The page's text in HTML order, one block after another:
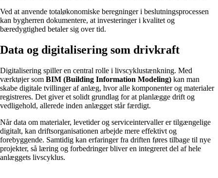
Ved at anvende totaløkonomiske beregninger i beslutningsprocessen
kan bygherren dokumentere, at investeringer i kvalitet og
bæredygtighed betaler sig over tid.
Data og digitalisering som drivkraft
Digitalisering spiller en central rolle i livscyklustænkning. Med
værktøjer som BIM (Building Information Modeling) kan man
skabe digitale tvillinger af anlæg, hvor alle komponenter og materialer
registreres. Det giver et solidt grundlag for at planlægge drift og
vedligehold, allerede inden anlægget står færdigt.
Når data om materialer, levetider og serviceintervaller er tilgængelige
digitalt, kan driftsorganisationen arbejde mere effektivt og
forebyggende. Samtidig kan erfaringer fra driften føres tilbage til nye
projekter, så læring og forbedringer bliver en integreret del af hele
anlæggets livscyklus.